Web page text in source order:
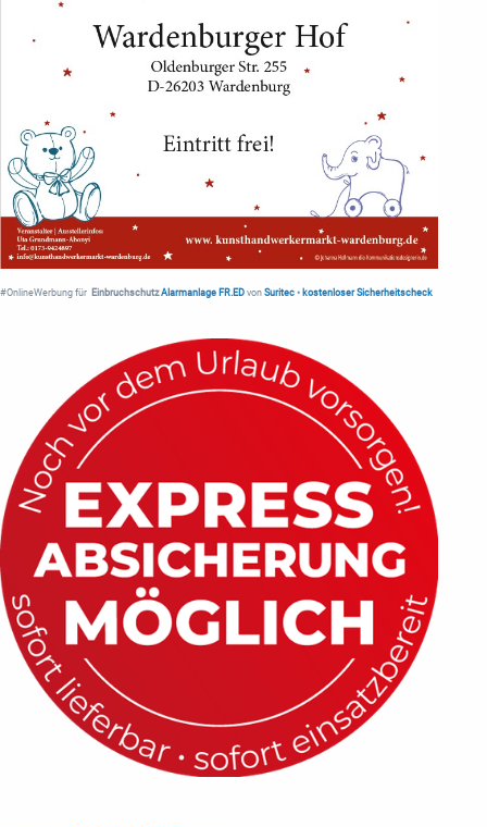
#OnlineWerbung für Einbruchschutz Alarmanlage FR.ED von Suritec • kostenloser Sicherheitscheck